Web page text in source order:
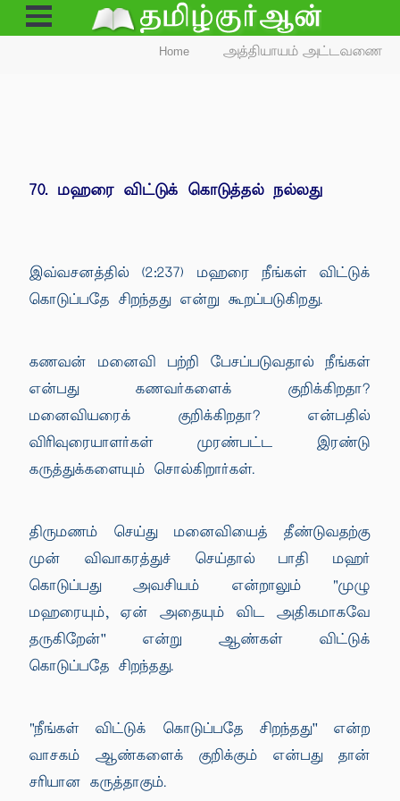
Open
Menu
Home அத்தியாயம் அட்டவணை
70. மஹரை விட்டுக் கொடுத்தல் நல்லது
இவ்வசனத்தில் (2:237) மஹரை நீங்கள் விட்டுக்
கொடுப்பதே சிறந்தது என்று கூறப்படுகிறது.
கணவன் மனைவி பற்றி பேசப்படுவதால் நீங்கள்
என்பது கணவர்களைக் குறிக்கிறதா?
மனைவியரைக் குறிக்கிறதா? என்பதில்
விரிவுரையாளர்கள் முரண்பட்ட இரண்டு
கருத்துக்களையும் சொல்கிறார்கள்.
திருமணம் செய்து மனைவியைத் தீண்டுவதற்கு
முன் விவாகரத்துச் செய்தால் பாதி மஹர்
கொடுப்பது அவசியம் என்றாலும் "முழு
மஹரையும், ஏன் அதையும் விட அதிகமாகவே
தருகிறேன்'' என்று ஆண்கள் விட்டுக்
கொடுப்பதே சிறந்தது.
"நீங்கள் விட்டுக் கொடுப்பதே சிறந்தது'' என்ற
வாசகம் ஆண்களைக் குறிக்கும் என்பது தான்
சரியான கருத்தாகும்.